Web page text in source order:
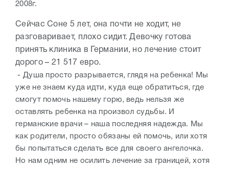
2008г.
Сейчас Соне 5 лет, она почти не ходит, не
разговаривает, плохо сидит. Девочку готова
принять клиника в Германии, но лечение стоит
дорого – 21 517 евро.
- Душа просто разрывается, глядя на ребенка! Мы
уже не знаем куда идти, куда еще обратиться, где
смогут помочь нашему горю, ведь нельзя же
оставлять ребенка на произвол судьбы. И
германские врачи – наша последняя надежда. Мы
как родители, просто обязаны ей помочь, или хотя
бы попытаться сделать все для своего ангелочка.
Но нам одним не осилить лечение за границей, хотя